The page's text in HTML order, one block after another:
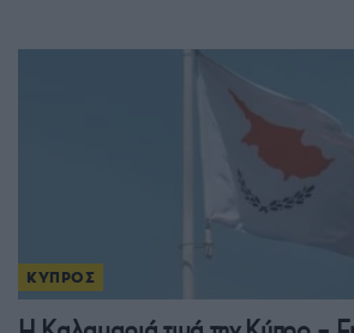
ΚΥΠΡΟΣ